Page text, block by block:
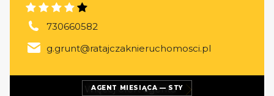
AGENT MIESIĄCA — STY
730660582
g.grunt@ratajczaknieruchomosci.pl
Więcej ofertagenta